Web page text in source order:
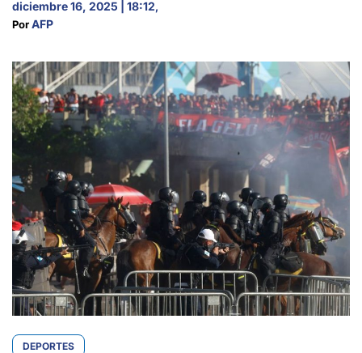
diciembre 16, 2025 | 18:12,
Por AFP
DEPORTES